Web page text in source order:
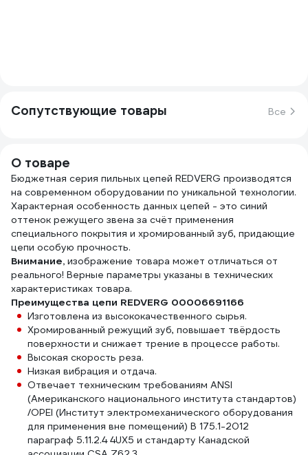
Сопутствующие товары Все
О товаре
Бюджетная серия пильных цепей REDVERG производятся
на современном оборудовании по уникальной технологии.
Характерная особенность данных цепей - это синий
оттенок режущего звена за счёт применения
специального покрытия и хромированный зуб, придающие
цепи особую прочность.
Внимание, изображение товара может отличаться от
реального! Верные параметры указаны в технических
характеристиках товара.
Преимущества цепи REDVERG 00006691166
Изготовлена из высококачественного сырья.
Хромированный режущий зуб, повышает твёрдость
поверхности и снижает трение в процессе работы.
Высокая скорость реза.
Низкая вибрация и отдача.
Отвечает техническим требованиям ANSI
(Американского национального института стандартов)
/OPEI (Институт электромеханического оборудования
для применения вне помещений) B 175.1-2012
параграф 5.11.2.4 4UX5 и стандарту Канадской